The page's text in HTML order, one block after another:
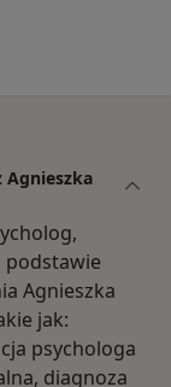
Agnieszka
podstawie
Agnieszka
jak:
psychologa
diagnoza